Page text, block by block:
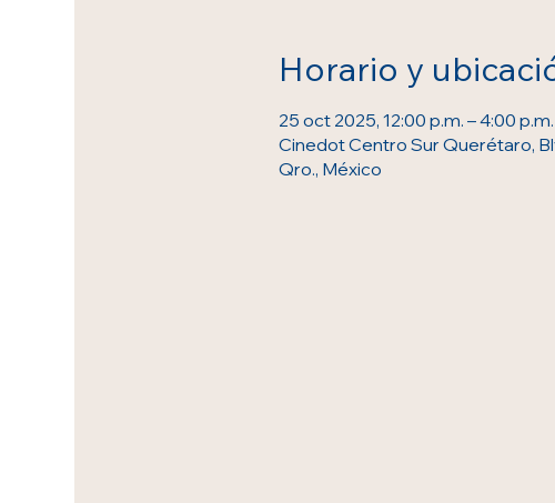
Horario y
25 oct 2025, 12:00 p.m. – 4:00 p.m.
Cinedot Centro Sur Querétaro,
Qro., México